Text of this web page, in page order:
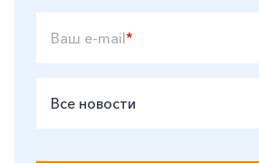
Ваш e-mail*
Все новости